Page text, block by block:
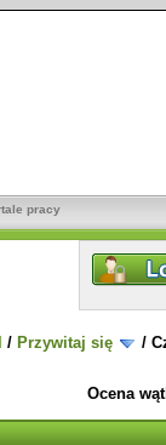
pracy
/ Przywitaj się /
Ocena